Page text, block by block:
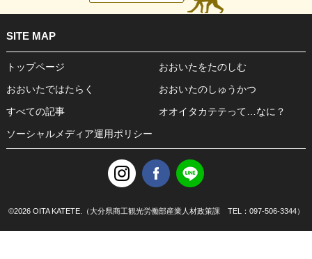
SITE MAP
トップページ
おおいたをたのしむ
おおいたではたらく
おおいたのしゅうかつ
すべての記事
オオイタカテテって…なに？
ソーシャルメディア運用ポリシー
©2026 OITA KATETE.（大分県商工観光労働部産業人材政策課 TEL：097-506-3344）